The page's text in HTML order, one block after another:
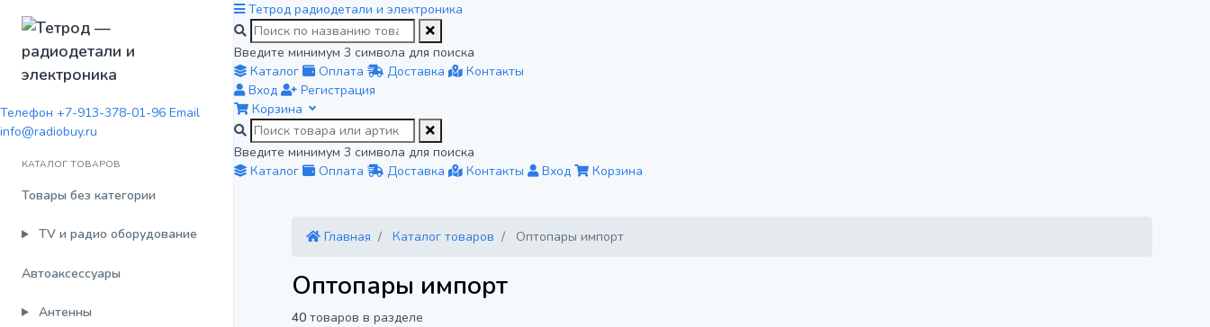
Телефон +7-913-378-01-96 Email
info@radiobuy.ru
КАТАЛОГ ТОВАРОВ
Товары без категории
TV и радио оборудование
Автоаксессуары
Антенны
Тетрод радиодетали и электроника
Введите минимум 3 символа для поиска
Каталог
Оплата Доставка
Контакты
Вход
Регистрация
Корзина
Введите минимум 3 символа для поиска
Каталог
Оплата Доставка Контакты Вход Корзина
Главная Каталог товаров Оптопары импорт
Оптопары импорт
40 товаров в разделе